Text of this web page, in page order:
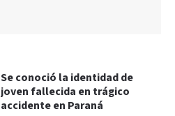
Se conoció la identidad de
joven fallecida en trágico
accidente en Paraná